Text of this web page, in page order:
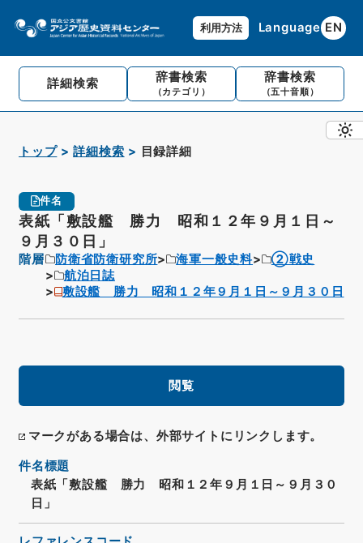
利用方法 Language EN
詳細検索 辞書検索
（カテゴリ）
辞書検索
（五十音順）
トップ 詳細検索 目録詳細
件名
表紙「敷設艦 勝力 昭和１２年９月１日～
９月３０日」
階層 防衛省防衛研究所 海軍一般史料
②戦史
航泊日誌
敷設艦 勝力 昭和１２年９月１日～９月３０日
閲覧
マークがある場合は、外部サイトにリンクします。
件名標題
表紙「敷設艦 勝力 昭和１２年９月１日～９月３０
日」